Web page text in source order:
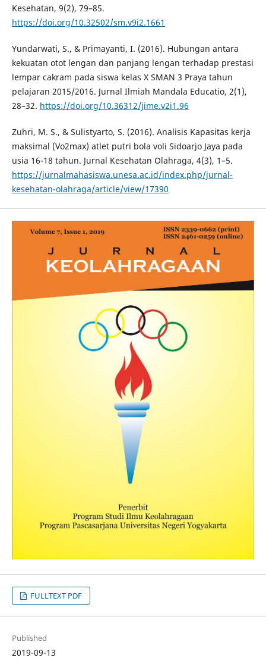
Kesehatan, 9(2), 79–85.
https://doi.org/10.32502/sm.v9i2.1661
Yundarwati, S., & Primayanti, I. (2016). Hubungan antara
kekuatan otot lengan dan panjang lengan terhadap prestasi
lempar cakram pada siswa kelas X SMAN 3 Praya tahun
pelajaran 2015/2016. Jurnal Ilmiah Mandala Educatio, 2(1),
28–32. https://doi.org/10.36312/jime.v2i1.96
Zuhri, M. S., & Sulistyarto, S. (2016). Analisis Kapasitas kerja
maksimal (Vo2max) atlet putri bola voli Sidoarjo Jaya pada
usia 16-18 tahun. Jurnal Kesehatan Olahraga, 4(3), 1–5.
https://jurnalmahasiswa.unesa.ac.id/index.php/jurnal-
kesehatan-olahraga/article/view/17390
FULLTEXT PDF
Published
2019-09-13